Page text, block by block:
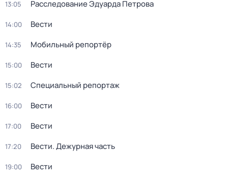
13:05 Расследование Эдуарда Петрова
14:00 Вести
14:35 Мобильный репортёр
15:00 Вести
15:02 Специальный репортаж
16:00 Вести
17:00 Вести
17:20 Вести. Дежурная часть
19:00 Вести